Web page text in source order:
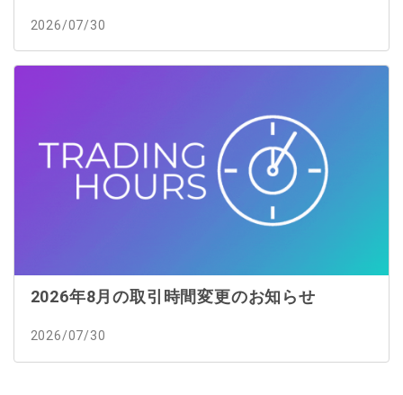
2026/07/30
2026年8月の取引時間変更のお知らせ
2026/07/30